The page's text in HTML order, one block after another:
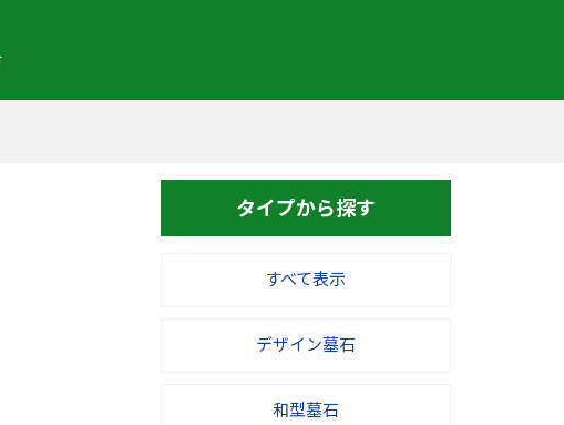
タイプから探す
すべて表示
デザイン墓石
和型墓石